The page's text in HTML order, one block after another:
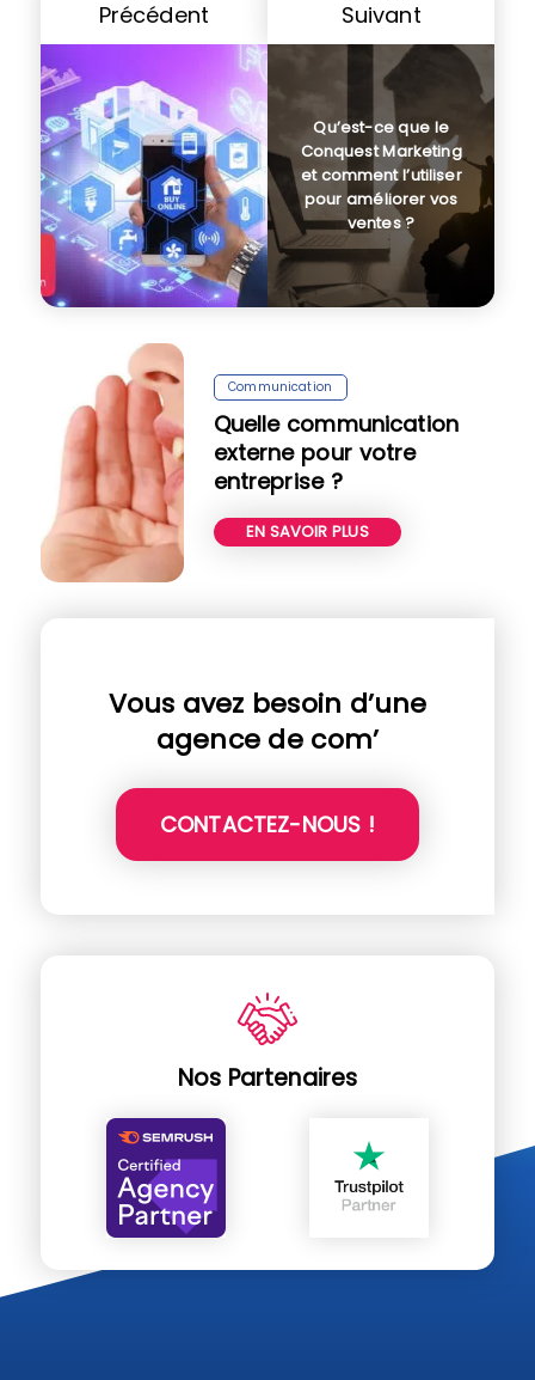
Précédent Suivant
Qu’est-ce que le
Conquest Marketing
et comment l’utiliser
pour améliorer vos
ventes ?
Communication
Quelle communication
externe pour votre
entreprise ?
EN SAVOIR PLUS
Vous avez besoin d’une
agence de com’
CONTACTEZ-NOUS !
Nos Partenaires